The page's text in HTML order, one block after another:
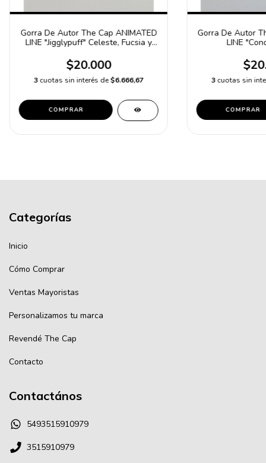
Gorra De Autor The Cap ANIMATED
LINE "Jigglypuff" Celeste, Fucsia y
$20.000
3cuotas sin interés de$6.666,67
COMPRAR
Gorra De Autor The Cap ANIMATED
LINE
3 cuotas sin
COMPRAR
Categorías
Inicio
Cómo Comprar
Ventas Mayoristas
Personalizamos tu marca
Revendé The Cap
Contacto
Contactános
5493515910979
3515910979